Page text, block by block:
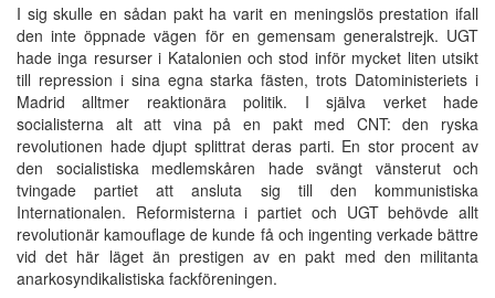
I sig skulle en sådan pakt ha varit en meningslös prestation ifall
den inte öppnade vägen för en gemensam generalstrejk. UGT
hade inga resurser i Katalonien och stod inför mycket liten utsikt
till repression i sina egna starka fästen, trots Datoministeriets i
Madrid alltmer reaktionära politik. I själva verket hade
socialisterna alt att vina på en pakt med CNT: den ryska
revolutionen hade djupt splittrat deras parti. En stor procent av
den socialistiska medlemskåren hade svängt vänsterut och
tvingade partiet att ansluta sig till den kommunistiska
Internationalen. Reformisterna i partiet och UGT behövde allt
revolutionär kamouflage de kunde få och ingenting verkade bättre
vid det här läget än prestigen av en pakt med den militanta
anarkosyndikalistiska fackföreningen.